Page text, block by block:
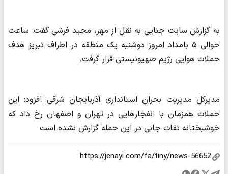
به گزارش سایت جنایی به نقل از مهر، مجید فرشی گفت: ساعت
حوالی ۵ بامداد امروز دوشنبه یک منطقه در اطراف تبریز هدف
حملات هوایی رژیم صهیونیستی قرار گرفت.
مدیرکل مدیریت بحران استانداری آذربایجان شرقی افزود: این
حملات همزمان با انفجارهایی در تهران و اصفهان رخ داد که
خوشبختانه تفات جانی در این حمله گزارش نشده است